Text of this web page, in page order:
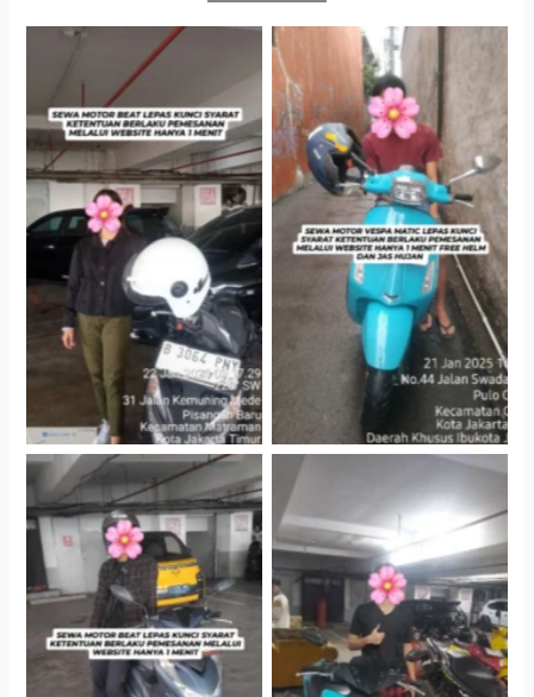
Cityplaza Jatinegara
Gedung Parkir P6A
Antar Jemput Kendaraan
Cityplaza Jatinegara
Gedung Parkir P6A
Cityplaza Jatinegara
Gedung Parkir P6A